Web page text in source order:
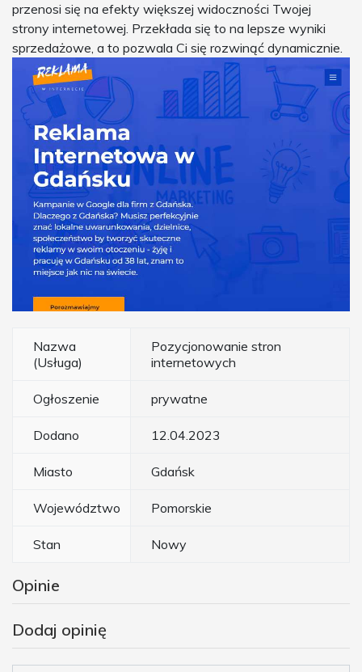
przenosi się na efekty większej widoczności Twojej
strony internetowej. Przekłada się to na lepsze wyniki
sprzedażowe, a to pozwala Ci się rozwinąć dynamicznie.
Nazwa
(Usługa)
Pozycjonowanie stron
internetowych
Ogłoszenie prywatne
Dodano 12.04.2023
Miasto Gdańsk
Województwo Pomorskie
Stan Nowy
Opinie
Dodaj opinię